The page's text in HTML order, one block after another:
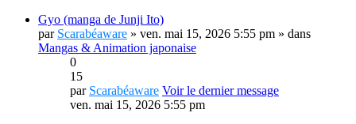
Gyo (manga de Junji Ito)
par Scarabéaware » ven. mai 15, 2026 5:55 pm » dans
Mangas & Animation japonaise
0
15
par Scarabéaware Voir le dernier message
ven. mai 15, 2026 5:55 pm